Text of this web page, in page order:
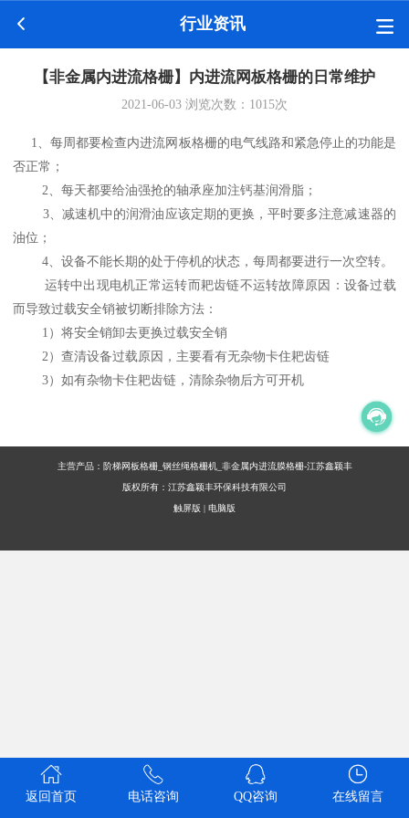
行业资讯
【非金属内进流格栅】内进流网板格栅的日常维护
2021-06-03 浏览次数： 1015次
1、每周都要检查内进流网板格栅的电气线路和紧急停止的功能是
否正常；
2、每天都要给油强抢的轴承座加注钙基润滑脂；
3、减速机中的润滑油应该定期的更换，平时要多注意减速器的
油位；
4、设备不能长期的处于停机的状态，每周都要进行一次空转。
运转中出现电机正常运转而耙齿链不运转故障原因：设备过载
而导致过载安全销被切断排除方法：
1）将安全销卸去更换过载安全销
2）查清设备过载原因，主要看有无杂物卡住耙齿链
3）如有杂物卡住耙齿链，清除杂物后方可开机
主营产品：阶梯网板格栅_钢丝绳格栅机_非金属内进流膜格栅-江苏鑫颖丰
版权所有：江苏鑫颖丰环保科技有限公司
触屏版 | 电脑版
返回首页 电话咨询 QQ咨询 在线留言